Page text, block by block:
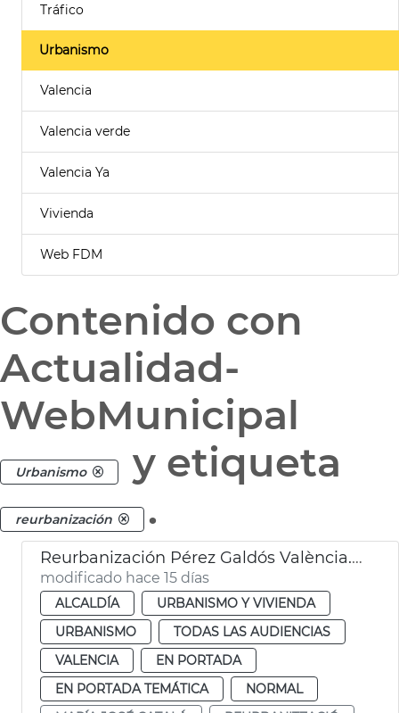
Tráfico
Urbanismo
Valencia
Valencia verde
Valencia Ya
Vivienda
Web FDM
Contenido con
Actualidad-
WebMunicipal
Urbanismo y etiqueta
reurbanización .
Reurbanización Pérez Galdós València. Zonas sombra
modificado hace 15 días
ALCALDÍA
URBANISMO Y VIVIENDA
URBANISMO
TODAS LAS AUDIENCIAS
VALENCIA
EN PORTADA
EN PORTADA TEMÁTICA
NORMAL